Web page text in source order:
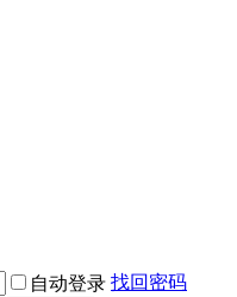
自动登录 找回密码